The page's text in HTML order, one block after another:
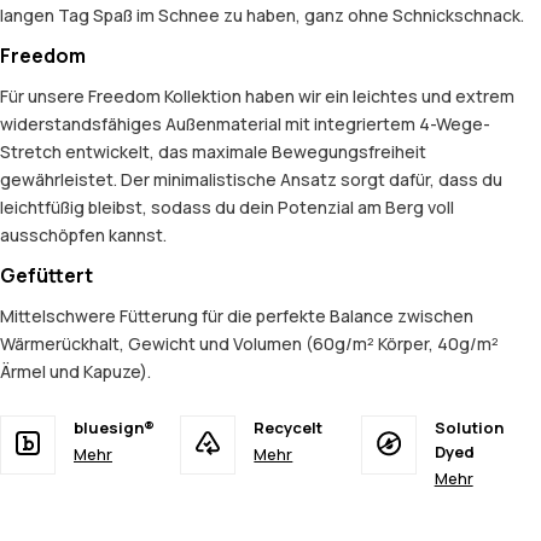
langen Tag Spaß im Schnee zu haben, ganz ohne Schnickschnack.
Freedom
Für unsere Freedom Kollektion haben wir ein leichtes und extrem
widerstandsfähiges Außenmaterial mit integriertem 4-Wege-
Stretch entwickelt, das maximale Bewegungsfreiheit
gewährleistet. Der minimalistische Ansatz sorgt dafür, dass du
leichtfüßig bleibst, sodass du dein Potenzial am Berg voll
ausschöpfen kannst.
Gefüttert
Mittelschwere Fütterung für die perfekte Balance zwischen
Wärmerückhalt, Gewicht und Volumen (60g/m² Körper, 40g/m²
Ärmel und Kapuze).
bluesign®
Mehr
Recycelt
Mehr
Solution
Dyed
Mehr